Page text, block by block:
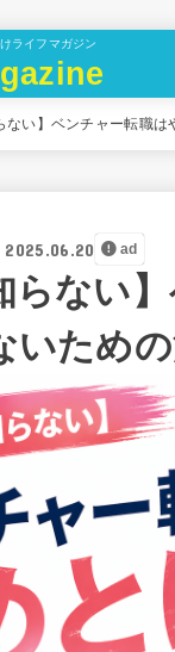
ライフマガジン
ない】ベンチャー転職
2025.06.20 ad
らない
いため